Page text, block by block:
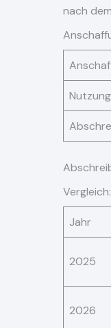
nach
Vergleich:
Jahr
2025
2026